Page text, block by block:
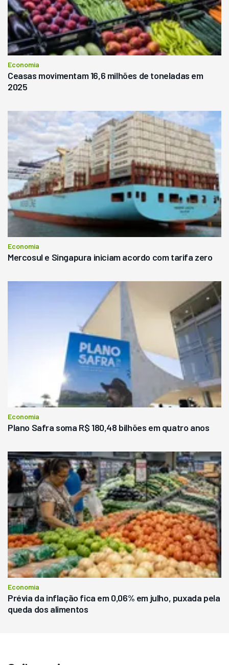
Economia
Ceasas movimentam 16,6 milhões de toneladas em
2025
Economia
Mercosul e Singapura iniciam acordo com tarifa zero
Economia
Plano Safra soma R$ 180,48 bilhões em quatro anos
Economia
Prévia da inflação fica em 0,06% em julho, puxada pela
queda dos alimentos